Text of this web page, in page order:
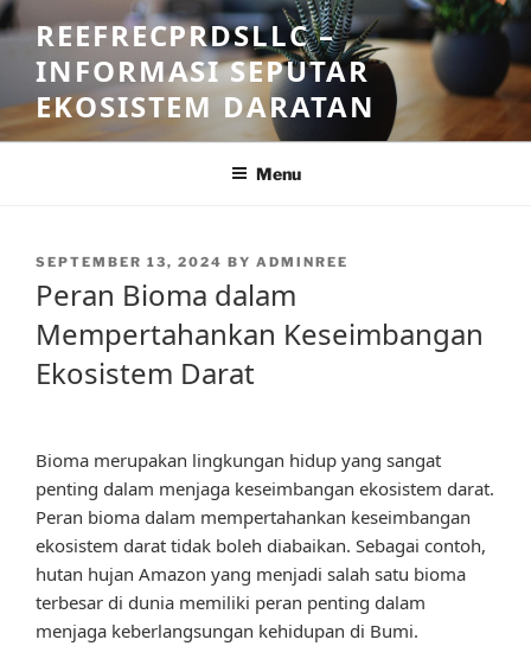
Skip
to
content
REEFRECPRDSLLC –
INFORMASI SEPUTAR
EKOSISTEM DARATAN
Menu
POSTED
SEPTEMBER 13, 2024 BY ADMINREE
Peran Bioma dalam
Mempertahankan Keseimbangan
Ekosistem Darat
Bioma merupakan lingkungan hidup yang sangat
penting dalam menjaga keseimbangan ekosistem darat.
Peran bioma dalam mempertahankan keseimbangan
ekosistem darat tidak boleh diabaikan. Sebagai contoh,
hutan hujan Amazon yang menjadi salah satu bioma
terbesar di dunia memiliki peran penting dalam
menjaga keberlangsungan kehidupan di Bumi.